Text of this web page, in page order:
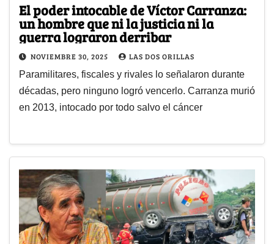
El poder intocable de Víctor Carranza:
un hombre que ni la justicia ni la
guerra lograron derribar
NOVIEMBRE 30, 2025 LAS DOS ORILLAS
Paramilitares, fiscales y rivales lo señalaron durante
décadas, pero ninguno logró vencerlo. Carranza murió
en 2013, intocado por todo salvo el cáncer